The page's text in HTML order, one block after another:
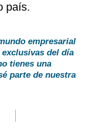
país.
empresarial
del día
tienes una
parte de nuestra